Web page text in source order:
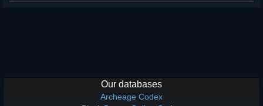
Our databases
Archeage Codex